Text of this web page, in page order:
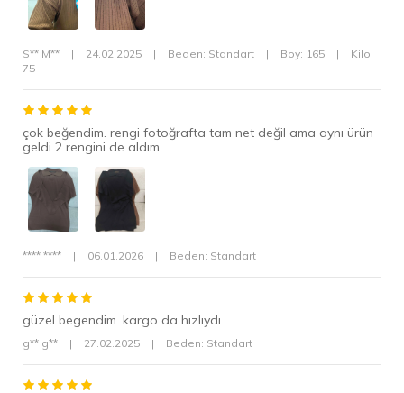
Üretici Adres Bilgisi
34775 Ümraniye/
İstanbul/Türkiye
Üretici Mail Adresi info@neva-style.com
S** M** | 24.02.2025 | Beden: Standart | Boy: 165 |
Kilo:
75
çok beğendim. rengi fotoğrafta tam net değil ama aynı ürün
geldi 2 rengini de aldım.
**** **** | 06.01.2026 | Beden: Standart
güzel begendim. kargo da hızlıydı
g** g** | 27.02.2025 | Beden: Standart